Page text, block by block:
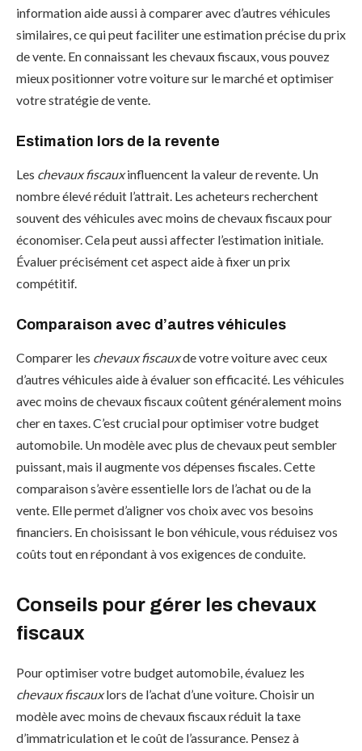
information aide aussi à comparer avec d’autres véhicules
similaires, ce qui peut faciliter une estimation précise du prix
de vente. En connaissant les chevaux fiscaux, vous pouvez
mieux positionner votre voiture sur le marché et optimiser
votre stratégie de vente.
Estimation lors de la revente
Les chevaux fiscauxinfluencent la valeur de revente. Un
nombre élevé réduit l’attrait. Les acheteurs recherchent
souvent des véhicules avec moins de chevaux fiscaux pour
économiser. Cela peut aussi affecter l’estimation initiale.
Évaluer précisément cet aspect aide à fixer un prix
compétitif.
Comparaison avec d’autres véhicules
Comparer les chevaux fiscauxde votre voiture avec ceux
d’autres véhicules aide à évaluer son efficacité. Les véhicules
avec moins de chevaux fiscaux coûtent généralement moins
cher en taxes. C’est crucial pour optimiser votre budget
automobile. Un modèle avec plus de chevaux peut sembler
puissant, mais il augmente vos dépenses fiscales. Cette
comparaison s’avère essentielle lors de l’achat ou de la
vente. Elle permet d’aligner vos choix avec vos besoins
financiers. En choisissant le bon véhicule, vous réduisez vos
coûts tout en répondant à vos exigences de conduite.
Conseils pour gérer les chevaux
fiscaux
Pour optimiser votre budget automobile, évaluez les
chevaux fiscauxlors de l’achat d’une voiture. Choisir un
modèle avec moins de chevaux fiscaux réduit la taxe
d’immatriculation et le coût de l’assurance. Pensez à